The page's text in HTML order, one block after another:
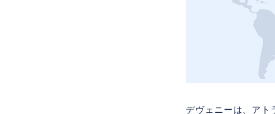
デヴェニーは、アト